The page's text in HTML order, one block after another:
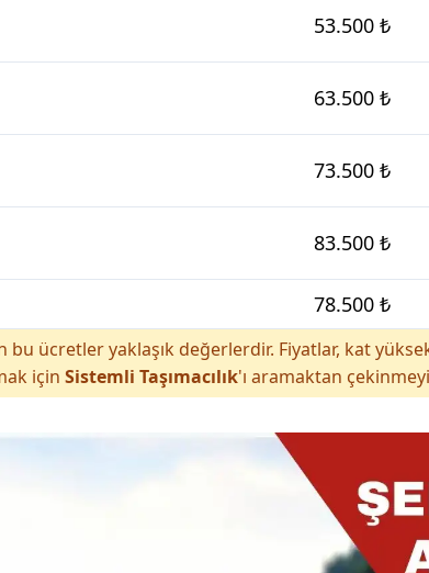
53.500 ₺
63.500 ₺
73.500 ₺
83.500 ₺
78.500 ₺
bu ücretler yaklaşık değerlerdir. Fiyatlar, kat
için Sistemli Taşımacılık'ı aramaktan